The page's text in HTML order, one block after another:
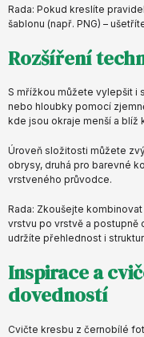
Rada: Pokud kreslíte
šablonu (např. PNG) –
Rozšíření
S mřížkou můžete vylepšit i
nebo hloubky pomocí
kde jsou okraje menší a blíž
Úroveň složitosti můžete
obrysy, druhá pro barevné
vrstveného průvodce.
Rada: Zkoušejte
vrstvu po vrstvě a postupně
udržíte přehlednost i
Inspirace a
dovedností
Cvičte kresbu z černobílé